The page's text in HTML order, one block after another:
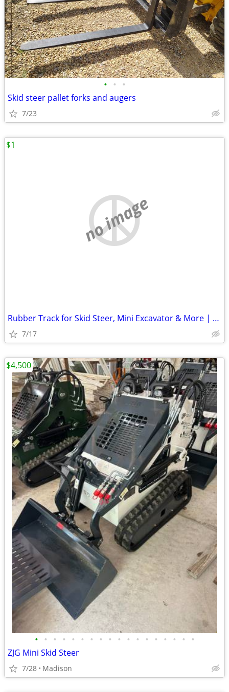
• • •
Skid steer pallet forks and augers
7/23
no image
Rubber Track for Skid Steer, Mini Excavator & More | Best Prices
7/17
$1
• • • • • • • • • • • • • • • • • •
ZJG Mini Skid Steer
7/28 Madison
$4,500